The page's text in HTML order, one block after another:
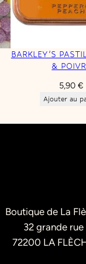
BARKLEY’S
&
5,90 €
Ajouter au
Boutique de La
32 grande rue
72200 LA